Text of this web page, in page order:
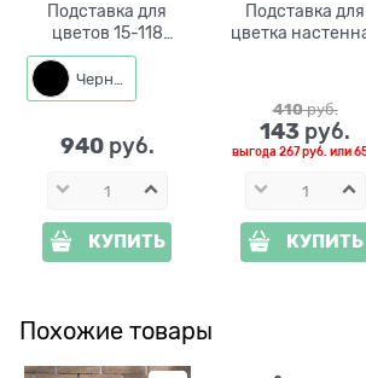
Подставка для
цветов 15-118
настенная на одно
растение
940 руб.
КУПИТЬ
Подставка для
цветка
410 руб.
143 руб.
выгода267 руб. или
КУПИТЬ
Похожие товары